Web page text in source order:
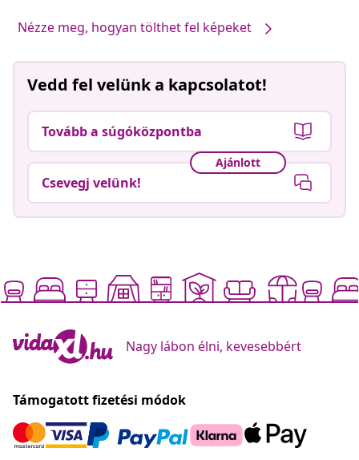
Nézze meg, hogyan tölthet fel képeket
Vedd fel velünk a kapcsolatot!
Tovább a súgóközpontba
Ajánlott
Csevegj velünk!
Nagy lábon élni, kevesebbért
Támogatott fizetési módok